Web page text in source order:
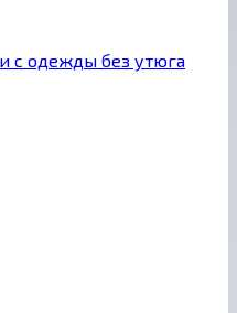
с одежды без утюга